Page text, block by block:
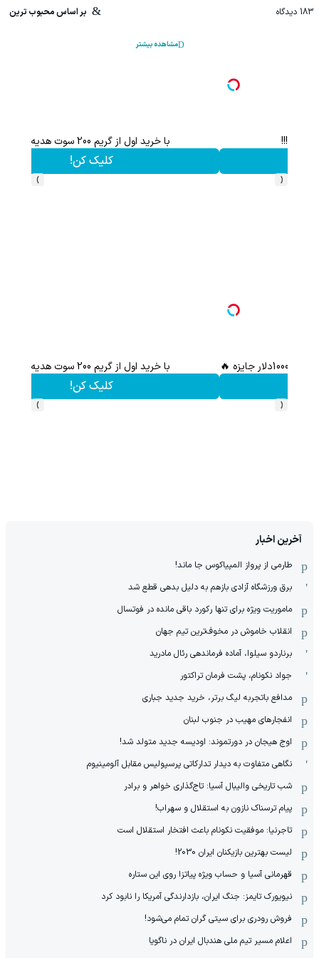
183 دیدگاه بر اساس محبوب ترین
مشاهده بیشتر
با خرید اول از گریم 200 سوت هدیه بگیر
‹
›
با خرید اول از گریم 200 سوت هدیه بگیر
‹
›
آخرین اخبار
طارمی از پرواز المپیاکوس جا ماند!
برق ورزشگاه آزادی بازهم به دلیل بدهی قطع شد
ماموریت ویژه برای تنها رکورد باقی مانده در فوتسال
انقلاب خاموش در مخوف‌‌ترین تیم جهان
برناردو سیلوا، آماده فرماندهی رئال مادرید
جواد نکونام، پشت فرمان تراکتور
مدافع باتجربه لیگ برتر، خرید جدید جباری
انفجارهای مهیب در جنوب لبنان
اوج هیجان در دورتموند: اودیسه جدید متولد شد!
نگاهی متفاوت به دیدار تدارکاتی پرسپولیس مقابل آلومینیوم
شب تاریخی والیبال آسیا: تاج‌گذاری خواهر و برادر
پیام ترسناک نازون به استقلال و سهراب!
تاجرنیا: موفقیت نکونام باعث افتخار استقلال است
لیست بهترین بازیکنان ایران 2030!
قهرمانی آسیا و حساب ویژه پیاتزا روی این ستاره
نیویورک تایمز: جنگ ایران، بازدارندگی آمریکا را نابود کرد
فروش رودری برای سیتی گران تمام می‌شود!
اعلام مسیر تیم ملی هندبال ایران در ناگویا